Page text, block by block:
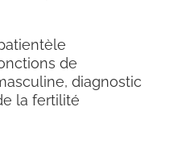
de
diagnostic
la fertilité